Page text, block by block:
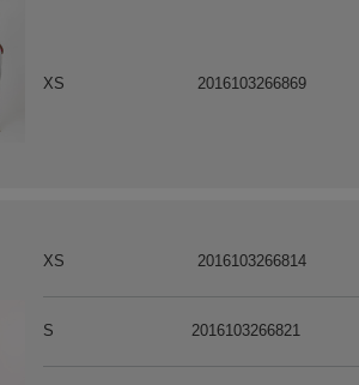
XS 2016103266869
XS 2016103266814
S 2016103266821